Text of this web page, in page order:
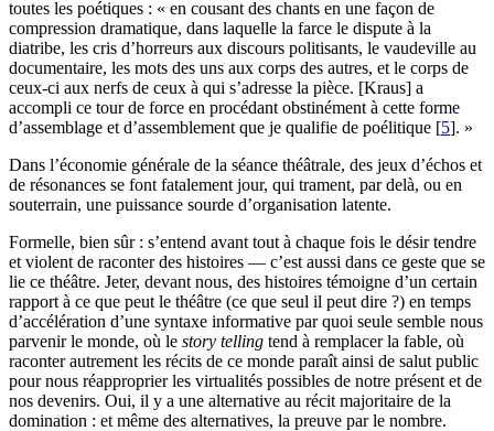
toutes les poétiques : « en cousant des chants en une façon de
compression dramatique, dans laquelle la farce le dispute à la
diatribe, les cris d’horreurs aux discours politisants, le vaudeville au
documentaire, les mots des uns aux corps des autres, et le corps de
ceux-ci aux nerfs de ceux à qui s’adresse la pièce. [Kraus] a
accompli ce tour de force en procédant obstinément à cette forme
d’assemblage et d’assemblement que je qualifie de poélitique [5]. »
Dans l’économie générale de la séance théâtrale, des jeux d’échos et
de résonances se font fatalement jour, qui trament, par delà, ou en
souterrain, une puissance sourde d’organisation latente.
Formelle, bien sûr : s’entend avant tout à chaque fois le désir tendre
et violent de raconter des histoires — c’est aussi dans ce geste que se
lie ce théâtre. Jeter, devant nous, des histoires témoigne d’un certain
rapport à ce que peut le théâtre (ce que seul il peut dire ?) en temps
d’accélération d’une syntaxe informative par quoi seule semble nous
parvenir le monde, où le story telling tend à remplacer la fable, où
raconter autrement les récits de ce monde paraît ainsi de salut public
pour nous réapproprier les virtualités possibles de notre présent et de
nos devenirs. Oui, il y a une alternative au récit majoritaire de la
domination : et même des alternatives, la preuve par le nombre.